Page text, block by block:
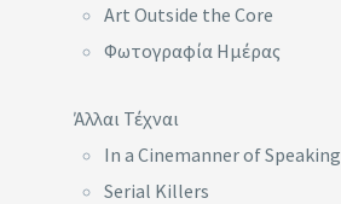
Art Outside the Core
Φωτογραφία Ημέρας
Άλλαι Τέχναι
In a Cinemanner of Speaking
Serial Killers